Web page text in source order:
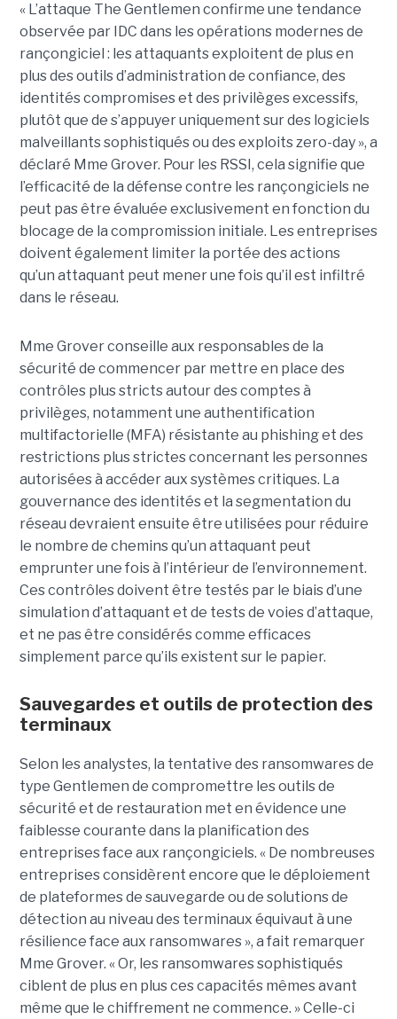
« L’attaque The Gentlemen confirme une tendance
observée par IDC dans les opérations modernes de
rançongiciel : les attaquants exploitent de plus en
plus des outils d’administration de confiance, des
identités compromises et des privilèges excessifs,
plutôt que de s’appuyer uniquement sur des logiciels
malveillants sophistiqués ou des exploits zero-day », a
déclaré Mme Grover. Pour les RSSI, cela signifie que
l’efficacité de la défense contre les rançongiciels ne
peut pas être évaluée exclusivement en fonction du
blocage de la compromission initiale. Les entreprises
doivent également limiter la portée des actions
qu’un attaquant peut mener une fois qu’il est infiltré
dans le réseau.
Mme Grover conseille aux responsables de la
sécurité de commencer par mettre en place des
contrôles plus stricts autour des comptes à
privilèges, notamment une authentification
multifactorielle (MFA) résistante au phishing et des
restrictions plus strictes concernant les personnes
autorisées à accéder aux systèmes critiques. La
gouvernance des identités et la segmentation du
réseau devraient ensuite être utilisées pour réduire
le nombre de chemins qu’un attaquant peut
emprunter une fois à l’intérieur de l’environnement.
Ces contrôles doivent être testés par le biais d’une
simulation d’attaquant et de tests de voies d’attaque,
et ne pas être considérés comme efficaces
simplement parce qu’ils existent sur le papier.
Sauvegardes et outils de protection des
terminaux
Selon les analystes, la tentative des ransomwares de
type Gentlemen de compromettre les outils de
sécurité et de restauration met en évidence une
faiblesse courante dans la planification des
entreprises face aux rançongiciels. « De nombreuses
entreprises considèrent encore que le déploiement
de plateformes de sauvegarde ou de solutions de
détection au niveau des terminaux équivaut à une
résilience face aux ransomwares », a fait remarquer
Mme Grover. « Or, les ransomwares sophistiqués
ciblent de plus en plus ces capacités mêmes avant
même que le chiffrement ne commence. » Celle-ci